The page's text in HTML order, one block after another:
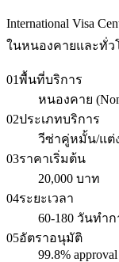
International Visa
ในหนองคายและทั่ว
01พื้นที่บริการ
หนองคาย
02ประเภทบริการ
วีซ่าคู่หมั้น/แต่
03ราคาเริ่มต้น
20,000 บาท
04ระยะเวลา
60-180 วันทำก
05อัตราอนุมัติ
99.8%